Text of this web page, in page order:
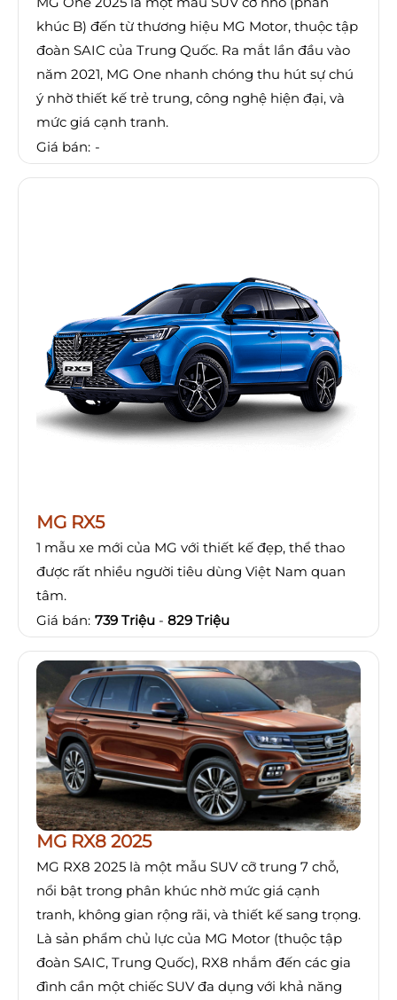
khúc B) đến từ thương hiệu MG Motor, thuộc tập
đoàn SAIC của Trung Quốc. Ra mắt lần đầu vào
năm 2021, MG One nhanh chóng thu hút sự chú
ý nhờ thiết kế trẻ trung, công nghệ hiện đại, và
mức giá cạnh tranh.
Giá bán: -
MG RX5
1 mẫu xe mới của MG với thiết kế đẹp, thể thao
được rất nhiều người tiêu dùng Việt Nam quan
tâm.
Giá bán: 739 Triệu - 829 Triệu
MG RX8 2025
MG RX8 2025 là một mẫu SUV cỡ trung 7 chỗ,
nổi bật trong phân khúc nhờ mức giá cạnh
tranh, không gian rộng rãi, và thiết kế sang trọng.
Là sản phẩm chủ lực của MG Motor (thuộc tập
đoàn SAIC, Trung Quốc), RX8 nhắm đến các gia
đình cần một chiếc SUV đa dụng với khả năng